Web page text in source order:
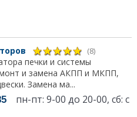
(8)
печки и системы
и замена АКПП и МКПП,
Замена ма...
пн-пт: 9-00 до 20-00, сб: с